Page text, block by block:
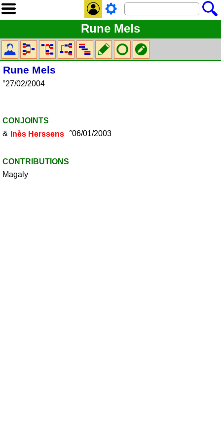
Rune Mels
Rune Mels
°27/02/2004
CONJOINTS
& Inès Herssens °06/01/2003
CONTRIBUTIONS
Magaly